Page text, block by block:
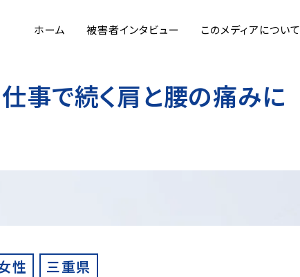
ホーム 被害者インタビュー このメディアについて
事で続く肩と腰の痛みに
性 三重県